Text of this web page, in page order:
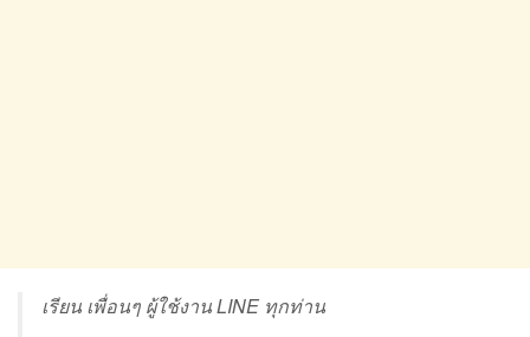
เรียน เพื่อนๆ ผู้ใช้งาน LINE ทุกท่าน